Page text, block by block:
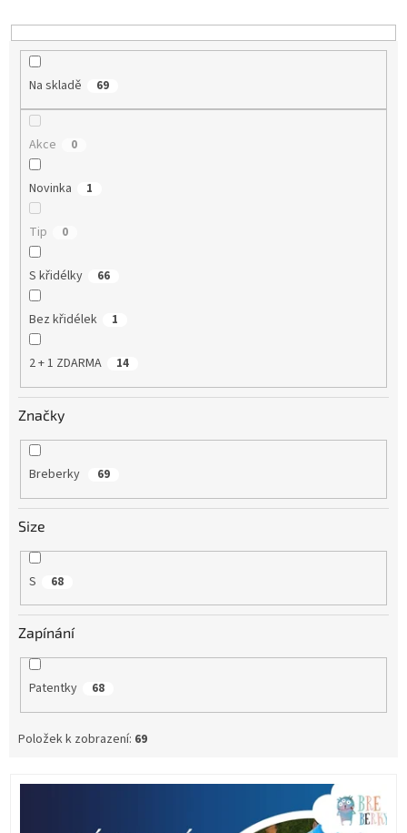
k
t
Na skladě 69
Akce 0
Novinka 1
Tip 0
S křidélky 66
Bez křidélek 1
2 + 1 ZDARMA 14
Značky
Breberky 69
Size
S 68
Zapínání
Patentky 68
Položek k zobrazení: 69